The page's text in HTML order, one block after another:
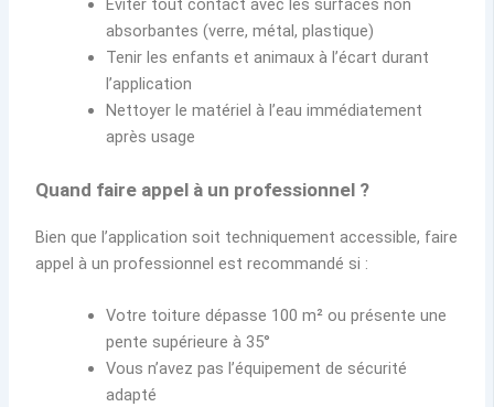
Éviter tout contact avec les surfaces non
absorbantes (verre, métal, plastique)
Tenir les enfants et animaux à l’écart durant
l’application
Nettoyer le matériel à l’eau immédiatement
après usage
Quand faire appel à un professionnel ?
Bien que l’application soit techniquement accessible, faire
appel à un professionnel est recommandé si :
Votre toiture dépasse 100 m² ou présente une
pente supérieure à 35°
Vous n’avez pas l’équipement de sécurité
adapté